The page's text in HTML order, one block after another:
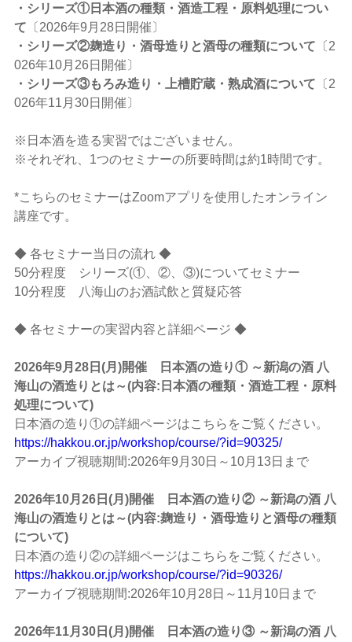
・シリーズ①日本酒の種類・酒造工程・原料処理につい
て 〔2026年9月28日開催〕
・シリーズ②麹造り・酒母造りと酒母の種類について 〔2
026年10月26日開催〕
・シリーズ③もろみ造り・上槽貯蔵・熟成酒について 〔2
026年11月30日開催〕
※日本酒を造る実習ではございません。
※それぞれ、1つのセミナーの所要時間は約1時間です。
*こちらのセミナーはZoomアプリを使用したオンライン
講座です。
◆ 各セミナー当日の流れ ◆
50分程度 シリーズ(①、②、③)についてセミナー
10分程度 八海山のお酒試飲と質疑応答
◆ 各セミナーの実習内容と詳細ページ ◆
2026年9月28日(月)開催 日本酒の造り① ～新潟の酒 八
海山の酒造りとは～(内容:日本酒の種類・酒造工程・原料
処理について)
日本酒の造り①の詳細ページはこちらをご覧ください。
https://hakkou.or.jp/workshop/course/?id=90325/
アーカイブ視聴期間:2026年9月30日～10月13日まで
2026年10月26日(月)開催 日本酒の造り② ～新潟の酒 八
海山の酒造りとは～(内容:麹造り・酒母造りと酒母の種類
について)
日本酒の造り②の詳細ページはこちらをご覧ください。
https://hakkou.or.jp/workshop/course/?id=90326/
アーカイブ視聴期間:2026年10月28日～11月10日まで
2026年11月30日(月)開催 日本酒の造り③ ～新潟の酒 八